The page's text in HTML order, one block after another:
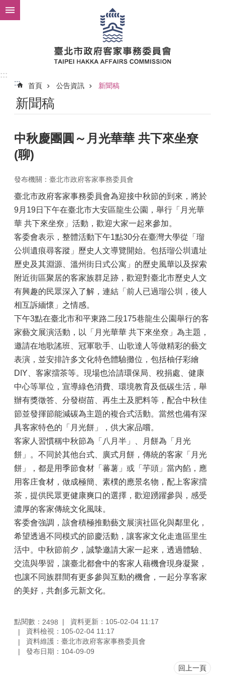
跳到主要內容區塊
:::
:::
首頁 公告資訊 新聞稿
新聞稿
中秋慶團圓～月光華華 共下來坐尞
(聊)
發布機關：臺北市政府客家事務委員會
臺北市政府客家事務委員會為迎接中秋節的到來，將於
9月19日下午在臺北市大安區龍生公園，舉行「月光華
華 共下來坐尞」活動，歡迎大家一起來參加。
客委會表示，整體活動下午1點30分在臺灣大學從「瑠
公圳遺痕尋客蹤」歷史人文導覽開始。包括瑠公圳遺址
歷史及其淵源、溫州街日式公寓」的歷史風華以及探索
附近街區聚居的客家族群足跡，歡迎對臺北市歷史人文
有興趣的民眾深入了解，連結「前人已過瑠公圳，後人
相互訴緬懷」之情感。
下午3點在臺北市和平東路二段175巷龍生公園舉行的客
家藝文展演活動，以「月光華華 共下來坐尞」為主題，
邀請在地歌謠班、冠軍歌手、山歌達人等做精彩的藝文
表演，並安排許多文化特色體驗攤位，包括柚仔彩繪
DIY、客家擂茶等。現場也洽請環保局、稅捐處、健康
中心等單位，宣導綠色消費、環境教育及低碳生活，舉
辦有獎徵答、分發樹苗、再生土及肥料等，配合中秋佳
節並發揮節能減碳為主題的複合式活動。當然也備有深
具客家特色的「月光餅」，供大家品嚐。
客家人習慣稱中秋節為「八月半」、月餅為「月光
餅」。不同於其他台式、廣式月餅，傳統的客家「月光
餅」，都是用季節食材「蕃薯」或「芋頭」當內餡，應
用客庄食材，做成極簡、素樸的應景名物，配上客家擂
茶，提供民眾更健康爽口的選擇，歡迎踴躍參與，感受
濃厚的客家傳統文化風味。
客委會強調，該會積極推動藝文展演社區化與鄰里化，
希望透過不同模式的節慶活動，讓客家文化走進區里生
活中。中秋節前夕，誠摯邀請大家一起來，透過體驗、
交流與學習，讓臺北都會中的客家人藉機會現身凝聚，
也讓不同族群間有更多參與互動的機會，一起分享客家
的美好，共創多元新文化。
點閱數： 2498
資料更新：105-02-04 11:17
資料檢視：105-02-04 11:17
資料維護：臺北市政府客家事務委員會
發布日期：104-09-09
回上一頁